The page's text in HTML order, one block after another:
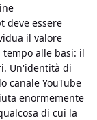
deve essere
il valore
alle basi: il
Un'identità di
canale YouTube
enormemente
di cui la